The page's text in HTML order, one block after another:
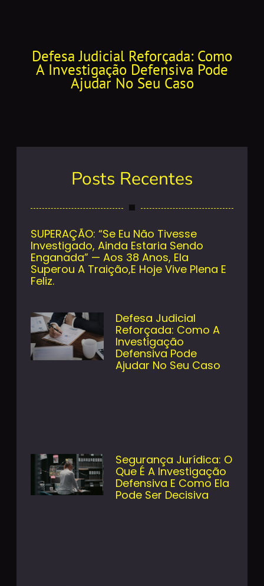
Defesa Judicial Reforçada: Como
A Investigação Defensiva Pode
Ajudar No Seu Caso
Posts Recentes
SUPERAÇÃO: “Se Eu Não Tivesse
Investigado, Ainda Estaria Sendo
Enganada” — Aos 38 Anos, Ela
Superou A Traição,e Hoje Vive Plena E
Feliz.
Defesa Judicial
Reforçada: Como A
Investigação
Defensiva Pode
Ajudar No Seu Caso
Segurança Jurídica: O
Que É A Investigação
Defensiva E Como Ela
Pode Ser Decisiva